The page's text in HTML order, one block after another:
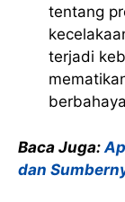
tentang
terjadi
Baca Juga:
dan